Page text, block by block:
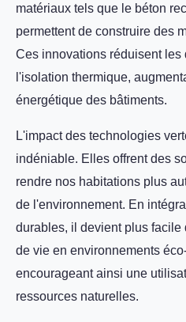
matériaux tels que le béton
permettent de construire des
Ces innovations réduisent les
l'isolation thermique,
énergétique des bâtiments.
L'impact des technologies
indéniable. Elles offrent des
rendre nos habitations plus
de l'environnement. En
durables, il devient plus facile
de vie en environnements
encourageant ainsi une
ressources naturelles.